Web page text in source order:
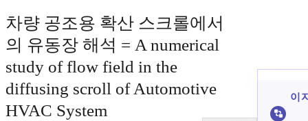
차량 공조용 확산 스크롤에서
의 유동장 해석 = A numerical
study of flow field in the
diffusing scroll of Automotive
HVAC System
이